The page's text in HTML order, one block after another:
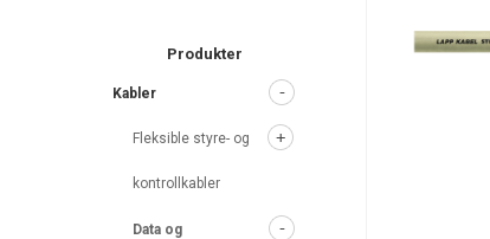
Produkter
Kabler
Fleksible styre- og
kontrollkabler
Data og